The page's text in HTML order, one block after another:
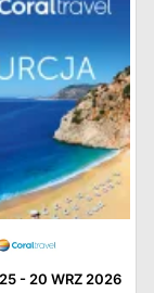
- 20 WRZ 2026